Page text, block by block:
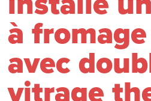
à
avec
vitrage